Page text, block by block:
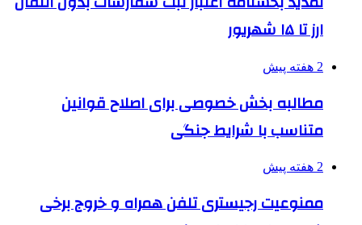
ارز تا ۱۵ شهریور
2 هفته پیش
مطالبه بخش خصوصی برای اصلاح قوانین
متناسب با شرایط جنگی
2 هفته پیش
ممنوعیت رجیستری تلفن همراه و خروج برخی